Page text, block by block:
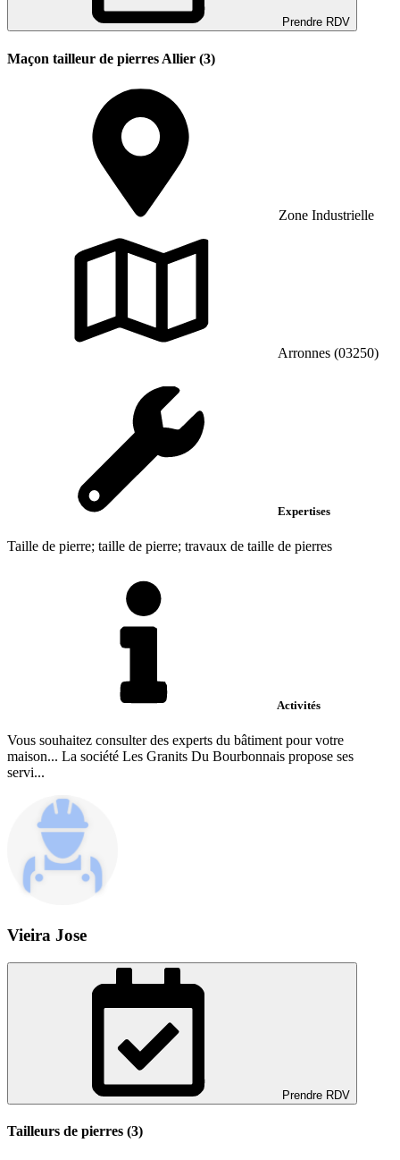
Prendre RDV
Maçon tailleur de pierres Allier (3)
Zone Industrielle
Arronnes (03250)
Expertises
Taille de pierre; taille de pierre; travaux de taille de pierres
Activités
Vous souhaitez consulter des experts du bâtiment pour votre
maison... La société Les Granits Du Bourbonnais propose ses
servi...
Vieira Jose
Prendre RDV
Tailleurs de pierres (3)